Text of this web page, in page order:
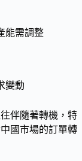
能需調整
變動
伴隨著轉機，特
國市場的訂單轉